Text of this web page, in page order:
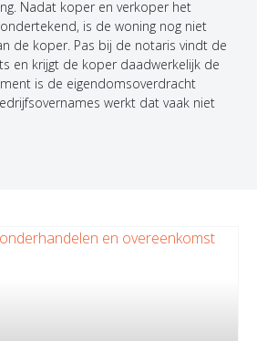
Nadat koper en verkoper het
is de woning nog niet
de koper. Pas bij de notaris vindt de
en krijgt de koper daadwerkelijk de
is de eigendomsoverdracht
werkt dat vaak niet